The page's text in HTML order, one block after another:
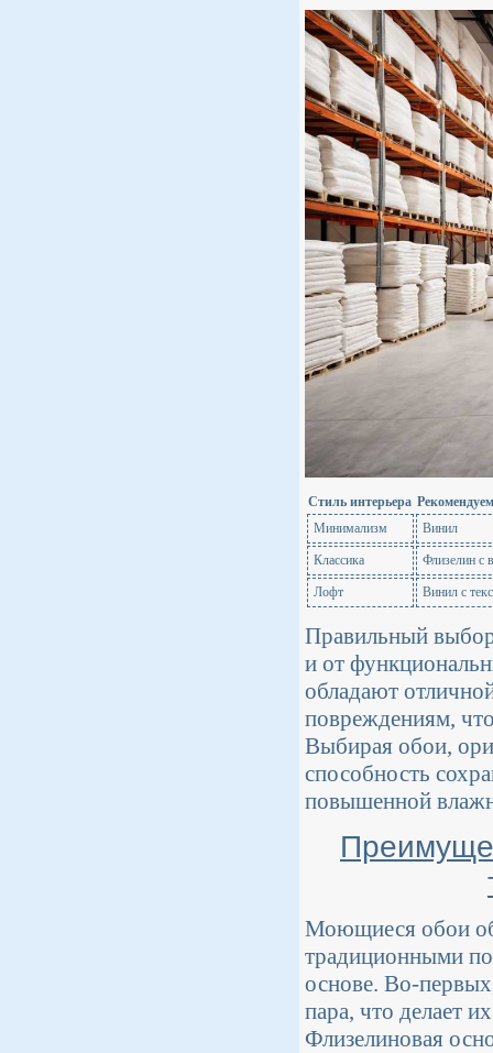
Стиль интерьера
Минимализм
Винил
Классика Флизелин с
Лофт Винил с
Правильный выбор
и от
обладают
повреждениям,
Выбирая обои,
способность
повышенной
Моющиеся обои
традиционными
основе. Во-
пара, что делает
Флизелиновая